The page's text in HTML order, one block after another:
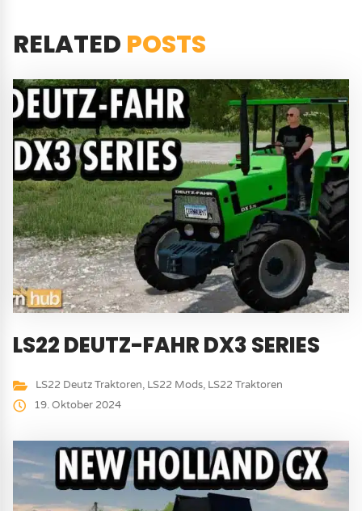
RELATED POSTS
LS22 DEUTZ-FAHR DX3 SERIES
LS22 Deutz Traktoren, LS22 Mods, LS22 Traktoren
19. Oktober 2024